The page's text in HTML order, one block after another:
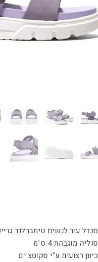
סנדל עור לנשים טימברלנד
סוליה מוגבהת 4 ס"מ
כיוון רצועות ע"י סקוטצ'ים